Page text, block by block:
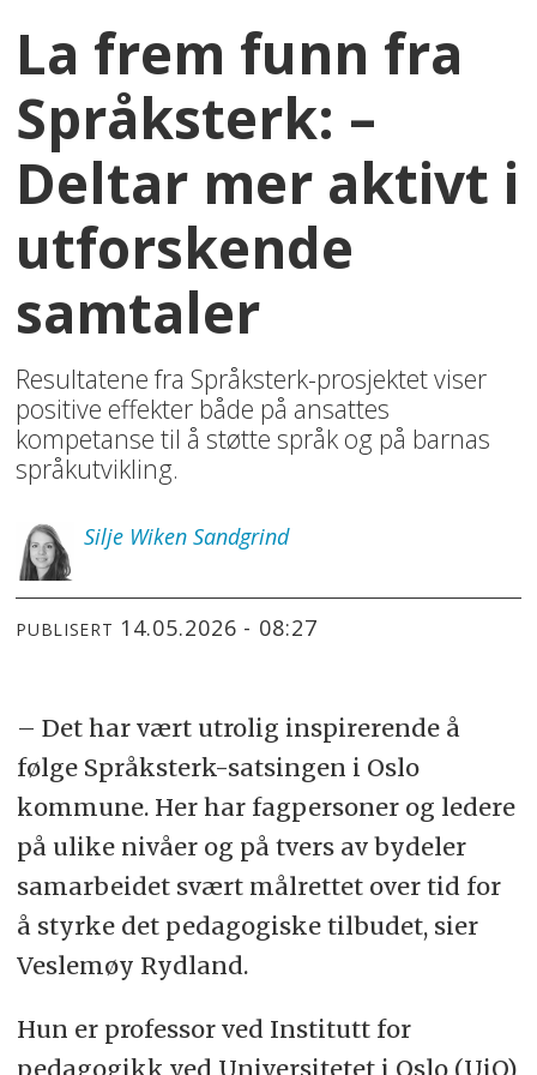
La frem funn fra
Språksterk: –
Deltar mer aktivt i
utforskende
samtaler
Resultatene fra Språksterk-prosjektet viser
positive effekter både på ansattes
kompetanse til å støtte språk og på barnas
språkutvikling.
Silje Wiken Sandgrind
PUBLISERT 14.05.2026 - 08:27
– Det har vært utrolig inspirerende å
følge Språksterk-satsingen i Oslo
kommune. Her har fagpersoner og ledere
på ulike nivåer og på tvers av bydeler
samarbeidet svært målrettet over tid for
å styrke det pedagogiske tilbudet, sier
Veslemøy Rydland.
Hun er professor ved Institutt for
pedagogikk ved Universitetet i Oslo (UiO)